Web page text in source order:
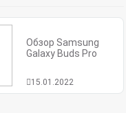
Обзор Samsung
Galaxy Buds Pro
15.01.2022